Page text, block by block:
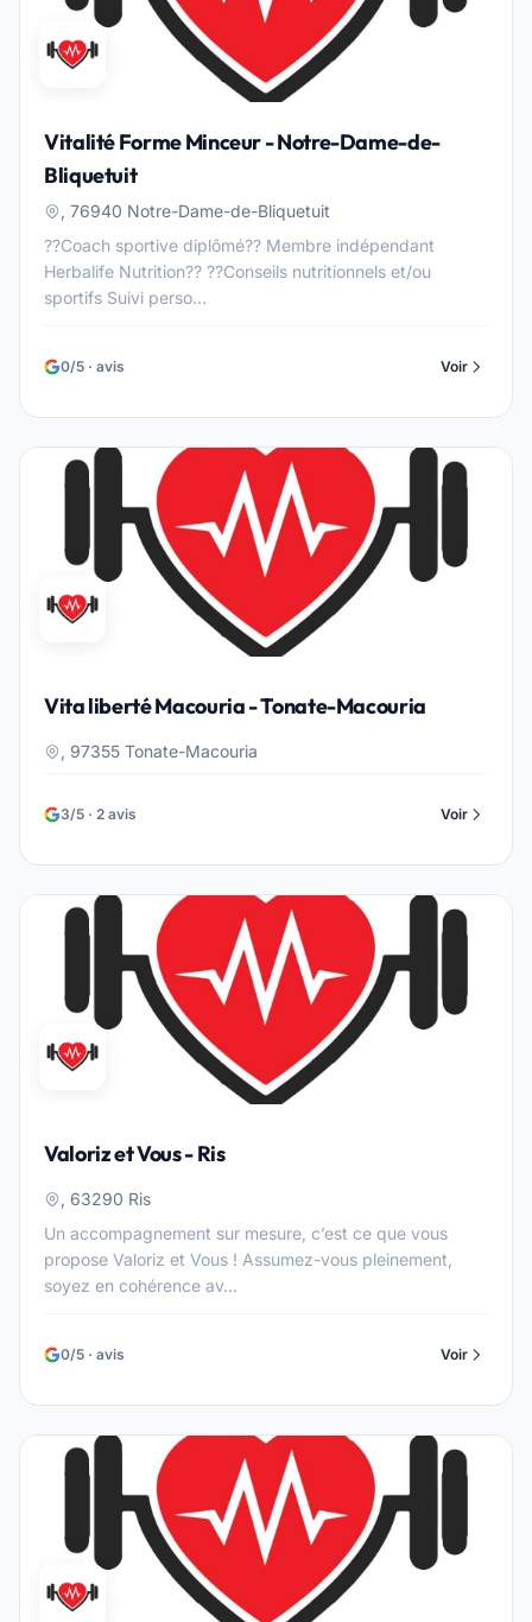
Vitalité Forme Minceur - Notre-Dame-de-
Bliquetuit
, 76940 Notre-Dame-de-Bliquetuit
??Coach sportive diplômé?? Membre indépendant
Herbalife Nutrition?? ??Conseils nutritionnels et/ou
sportifs Suivi perso...
0/5 · avis Voir
Vita liberté Macouria - Tonate-Macouria
, 97355 Tonate-Macouria
3/5 · 2 avis Voir
Valoriz et Vous - Ris
, 63290 Ris
Un accompagnement sur mesure, c’est ce que vous
propose Valoriz et Vous ! Assumez-vous pleinement,
soyez en cohérence av...
0/5 · avis Voir